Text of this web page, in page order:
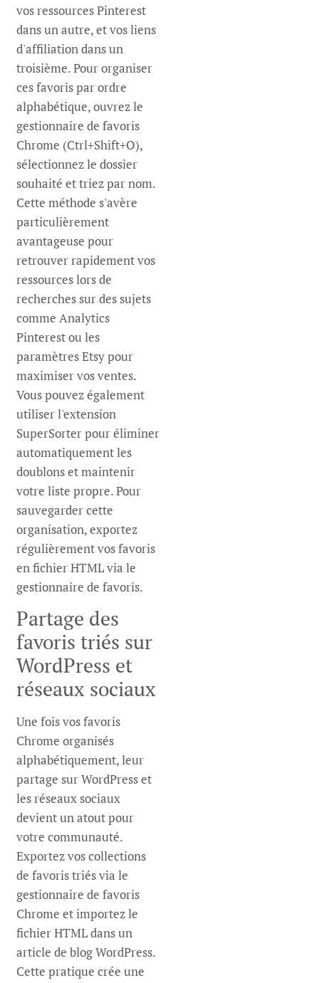
vos ressources Pinterest
dans un autre, et vos liens
d'affiliation dans un
troisième. Pour organiser
ces favoris par ordre
alphabétique, ouvrez le
gestionnaire de favoris
Chrome (Ctrl+Shift+O),
sélectionnez le dossier
souhaité et triez par nom.
Cette méthode s'avère
particulièrement
avantageuse pour
retrouver rapidement vos
ressources lors de
recherches sur des sujets
comme Analytics
Pinterest ou les
paramètres Etsy pour
maximiser vos ventes.
Vous pouvez également
utiliser l'extension
SuperSorter pour éliminer
automatiquement les
doublons et maintenir
votre liste propre. Pour
sauvegarder cette
organisation, exportez
régulièrement vos favoris
en fichier HTML via le
gestionnaire de favoris.
Partage des
favoris triés sur
WordPress et
réseaux sociaux
Une fois vos favoris
Chrome organisés
alphabétiquement, leur
partage sur WordPress et
les réseaux sociaux
devient un atout pour
votre communauté.
Exportez vos collections
de favoris triés via le
gestionnaire de favoris
Chrome et importez le
fichier HTML dans un
article de blog WordPress.
Cette pratique crée une